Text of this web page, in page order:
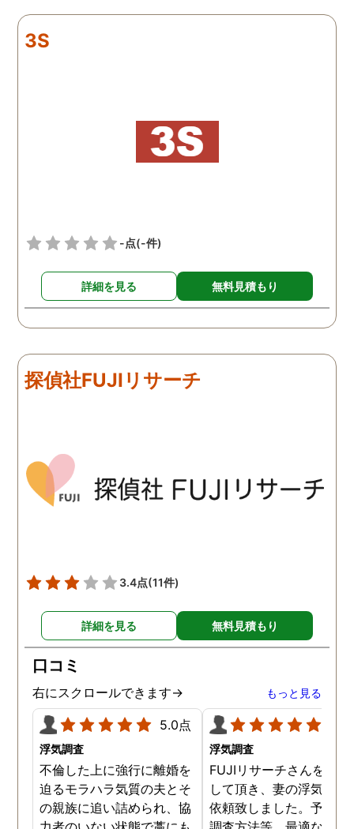
丁寧で報告内容もわかりや
く、むしろ期待以上に細
3S
-点(-件)
詳細を見る 無料見積もり
探偵社FUJIリサーチ
3.4点(11件)
詳細を見る 無料見積もり
口コミ
右にスクロールできます→ もっと見る
5.0点
浮気調査
不倫した上に強行に離婚を
迫るモラハラ気質の夫とそ
の親族に追い詰められ、協
浮気調査
FUJIリサーチさんをご紹
して頂き、妻の浮気調査
依頼致しました。予算か